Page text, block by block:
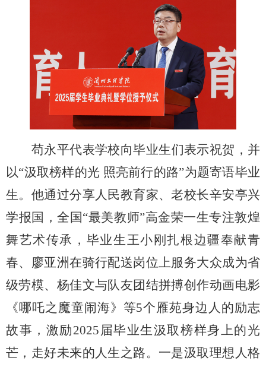
苟永平代表学校向毕业生们表示祝贺，并
以“汲取榜样的光 照亮前行的路”为题寄语毕业
生。他通过分享人民教育家、老校长辛安亭兴
学报国，全国“最美教师”高金荣一生专注敦煌
舞艺术传承，毕业生王小刚扎根边疆奉献青
春、廖亚洲在骑行配送岗位上服务大众成为省
级劳模、杨佳文与队友团结拼搏创作动画电影
《哪吒之魔童闹海》等5个雁苑身边人的励志
故事，激励2025届毕业生汲取榜样身上的光
芒，走好未来的人生之路。一是汲取理想人格